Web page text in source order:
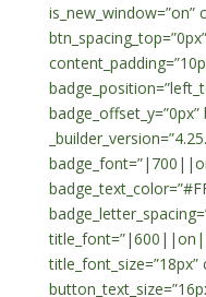
is_new_window=”on”